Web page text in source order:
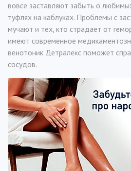
вовсе заставляют забыть о
туфлях на каблуках. Проблемы с
мучают и тех, кто страдает от
имеют современное
венотоник Детралекс поможет
сосудов.